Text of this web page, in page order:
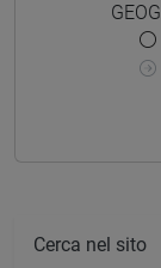
Cerca nel sito